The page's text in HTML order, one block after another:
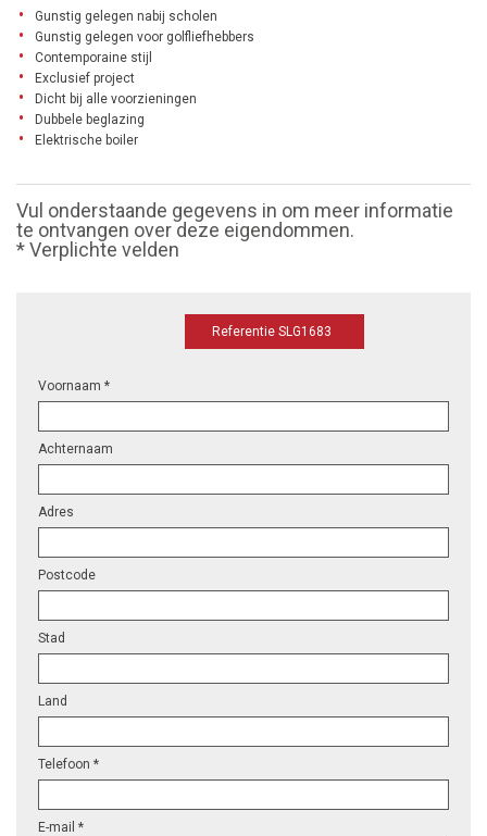
Gunstig gelegen nabij scholen
Gunstig gelegen voor golfliefhebbers
Contemporaine stijl
Exclusief project
Dicht bij alle voorzieningen
Dubbele beglazing
Elektrische boiler
Vul onderstaande gegevens in om meer informatie
te ontvangen over deze eigendommen.
* Verplichte velden
Referentie SLG1683
Voornaam *
Achternaam
Adres
Postcode
Stad
Land
Telefoon *
E-mail *